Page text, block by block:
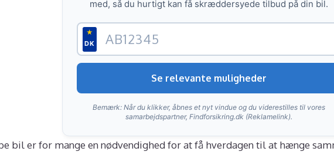
med, så du hurtigt kan få skræddersyede tilbud på din bil.
★
DK
Se relevante muligheder
Bemærk: Når du klikker, åbnes et nyt vindue og du viderestilles til vores
samarbejdspartner, Findforsikring.dk (Reklamelink).
bil er for mange en nødvendighed for at få hverdagen til at hænge